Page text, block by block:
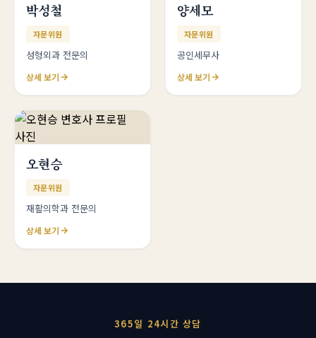
박성철
자문위원
성형외과 전문의
상세 보기
양세모
자문위원
공인세무사
상세 보기
오현승
자문위원
재활의학과 전문의
상세 보기
365일 24시간 상담